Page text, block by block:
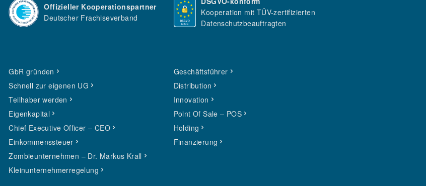
Offizieller Kooperationspartner
Deutscher Frachiseverband
Kooperation mit TÜV-zertifizierten
Datenschutzbeauftragten
GbR gründen
Schnell zur eigenen UG
Teilhaber werden
Eigenkapital
Chief Executive Officer – CEO
Einkommenssteuer
Zombieunternehmen – Dr. Markus Krall
Kleinunternehmerregelung
Geschäftsführer
Distribution
Innovation
Point Of Sale – POS
Holding
Finanzierung